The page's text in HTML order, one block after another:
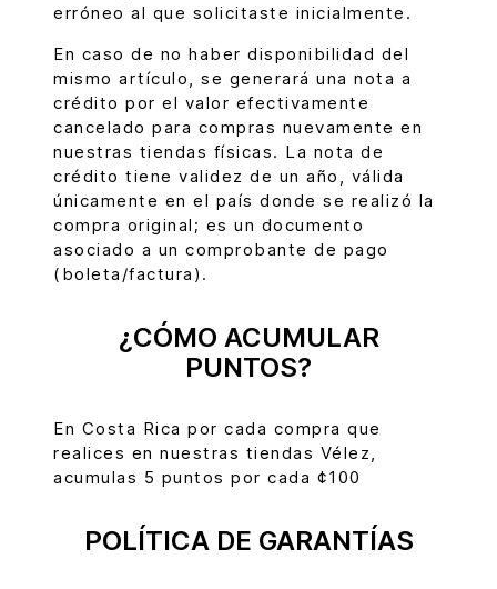
erróneo al que solicitaste inicialmente.
En caso de no haber disponibilidad del
mismo artículo, se generará una nota a
crédito por el valor efectivamente
cancelado para compras nuevamente en
nuestras tiendas físicas. La nota de
crédito tiene validez de un año, válida
únicamente en el país donde se realizó la
compra original; es un documento
asociado a un comprobante de pago
(boleta/factura).
¿CÓMO ACUMULAR
PUNTOS?
En Costa Rica por cada compra que
realices en nuestras tiendas Vélez,
acumulas 5 puntos por cada ¢100
POLÍTICA DE GARANTÍAS